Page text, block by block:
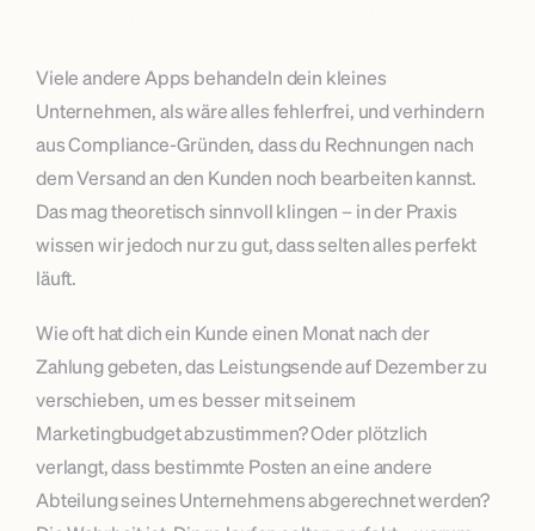
Viele andere Apps behandeln dein kleines
Unternehmen, als wäre alles fehlerfrei, und verhindern
aus Compliance-Gründen, dass du Rechnungen nach
dem Versand an den Kunden noch bearbeiten kannst.
Das mag theoretisch sinnvoll klingen – in der Praxis
wissen wir jedoch nur zu gut, dass selten alles perfekt
läuft.
Wie oft hat dich ein Kunde einen Monat nach der
Zahlung gebeten, das Leistungsende auf Dezember zu
verschieben, um es besser mit seinem
Marketingbudget abzustimmen? Oder plötzlich
verlangt, dass bestimmte Posten an eine andere
Abteilung seines Unternehmens abgerechnet werden?